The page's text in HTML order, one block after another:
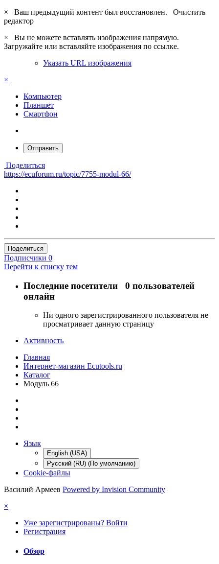
×
Ваш предыдущий контент был восстановлен. Очистить
редактор
×
Вы не можете вставлять изображения напрямую.
Загружайте или вставляйте изображения по ссылке.
Указать URL изображения
×
Компьютер
Планшет
Смартфон
Отправить
Поделиться
https://ecuforum.ru/topic/7755-modul-66/
Поделиться
Подписчики 0
Перейти к списку тем
Последние посетители 0 пользователей
онлайн
Ни одного зарегистрированного пользователя не
просматривает данную страницу
Активность
Главная
Интернет-магазин Ecutools.ru
Каталог
Модуль 66
Язык
English (USA)
Русский (RU) (По умолчанию)
Cookie-файлы
Василий Армеев Powered by Invision Community
×
Уже зарегистрированы? Войти
Регистрация
Обзор